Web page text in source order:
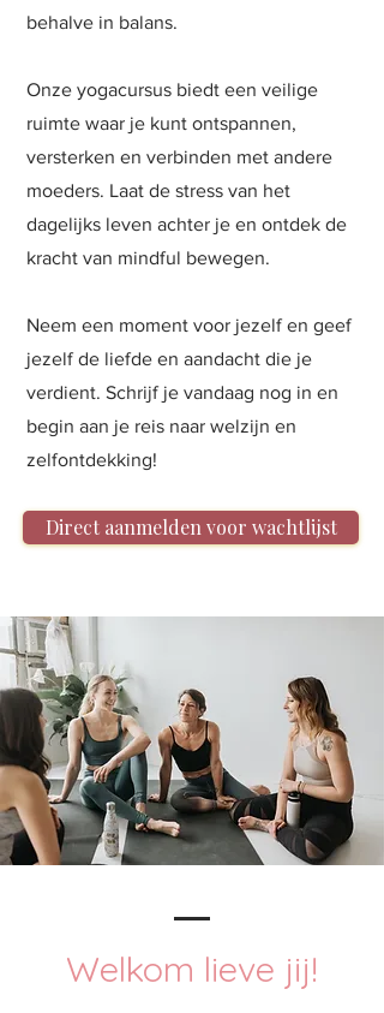
behalve in balans.
Onze yogacursus biedt een veilige
ruimte waar je kunt ontspannen,
versterken en verbinden met andere
moeders. Laat de stress van het
dagelijks leven achter je en ontdek de
kracht van mindful bewegen.
Neem een moment voor jezelf en geef
jezelf de liefde en aandacht die je
verdient. Schrijf je vandaag nog in en
begin aan je reis naar welzijn en
zelfontdekking!
Direct aanmelden voor wachtlijst
Welkom lieve jij!